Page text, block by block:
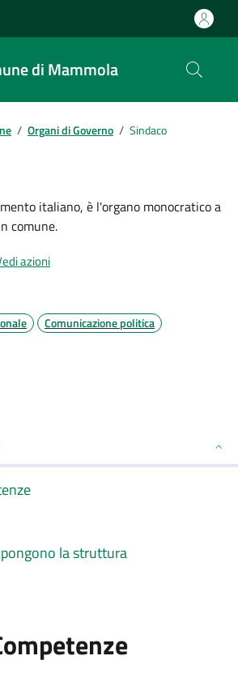
di Mammola
/ Organi di Governo / Sindaco
italiano, è l'organo monocratico a
comune.
azioni
Comunicazione politica
la struttura